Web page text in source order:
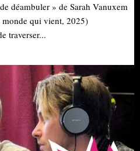
déambuler » de Sarah Vanuxem
qui vient, 2025)
traverser...